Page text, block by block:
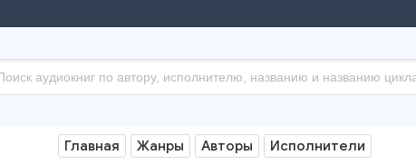
Главная Жанры Авторы Исполнители